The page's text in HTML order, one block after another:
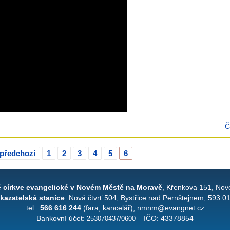
předchozí 1 2 3 4 5 6
evangelické v Novém Městě na Moravě, Křenkova 151,
kazatelská stanice: Nová čtvrť 504, Bystřice nad Pernštejnem, 593 01
tel.: 566 616 244(fara, kancelář), nmnm@evangnet.cz
Bankovní účet: 253070437/0600 IČO: 43378854